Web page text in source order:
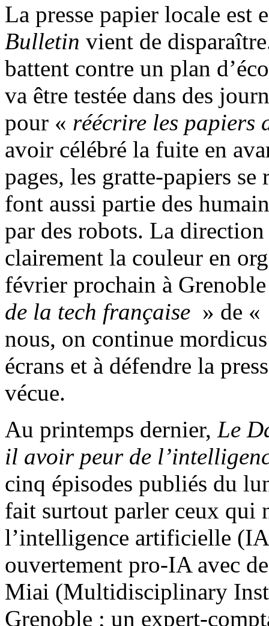
La presse papier locale
Bulletin vient de
battent contre un plan
va être testée dans des
pour « réécrire les papiers
avoir célébré la fuite en
pages, les gratte-papiers
font aussi partie des
par des robots. La
clairement la couleur en
février prochain à
de la tech française » de «
nous, on continue
écrans et à défendre la
vécue.
Au printemps dernier, Le
il avoir peur de
cinq épisodes publiés du
fait surtout parler ceux qui
l’intelligence artificielle
ouvertement pro-IA avec
Miai (Multidisciplinary
Grenoble ; un expert-